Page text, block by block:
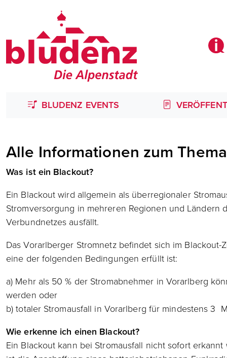
BLUDENZ EVENTS
Alle Informationen zum
Was ist ein Blackout?
Ein Blackout wird allgemein als überregionaler
Stromversorgung in mehreren Regionen und Ländern
Verbundnetzes ausfällt.
Das Vorarlberger Stromnetz befindet sich im Blackout-
eine der folgenden Bedingungen erfüllt ist:
a) Mehr als 50 % der Stromabnehmer in Vorarlberg
werden oder
b) totaler Stromausfall in Vorarlberg für mindestens 3
Wie erkenne ich einen Blackout?
Ein Blackout kann bei Stromausfall nicht sofort